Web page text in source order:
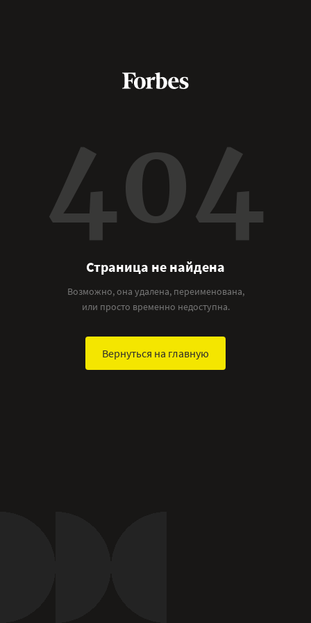
404
Страница не найдена
Возможно, она удалена, переименована,
или просто временно недоступна.
Вернуться на главную